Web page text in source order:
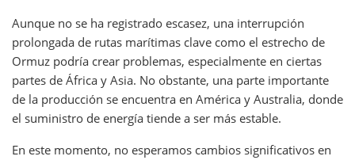
Aunque no se ha registrado escasez, una interrupción
prolongada de rutas marítimas clave como el estrecho de
Ormuz podría crear problemas, especialmente en ciertas
partes de África y Asia. No obstante, una parte importante
de la producción se encuentra en América y Australia, donde
el suministro de energía tiende a ser más estable.
En este momento, no esperamos cambios significativos en